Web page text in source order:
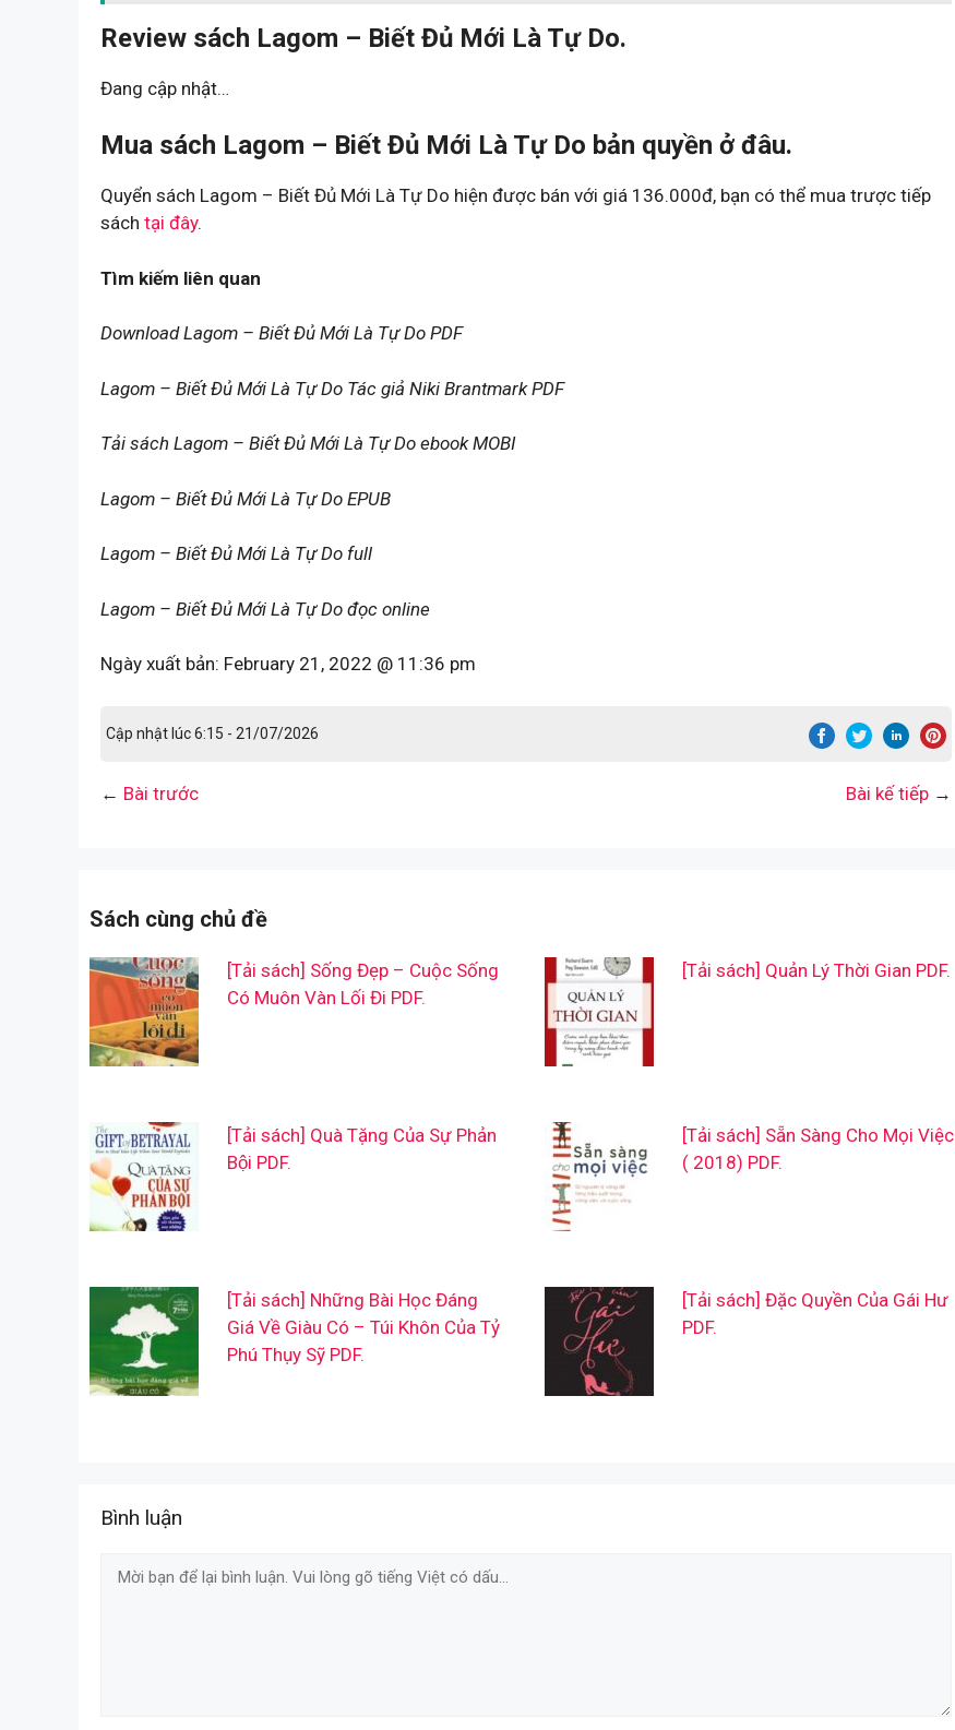
Review sách Lagom – Biết Đủ Mới Là Tự Do.
Đang cập nhật…
Mua sách Lagom – Biết Đủ Mới Là Tự Do bản quyền ở đâu.
Quyển sách Lagom – Biết Đủ Mới Là Tự Do hiện được bán với giá 136.000đ, bạn có thể mua trược tiếp
sách tại đây.
Tìm kiếm liên quan
Download Lagom – Biết Đủ Mới Là Tự Do PDF
Lagom – Biết Đủ Mới Là Tự Do Tác giả Niki Brantmark PDF
Tải sách Lagom – Biết Đủ Mới Là Tự Do ebook MOBI
Lagom – Biết Đủ Mới Là Tự Do EPUB
Lagom – Biết Đủ Mới Là Tự Do full
Lagom – Biết Đủ Mới Là Tự Do đọc online
Ngày xuất bản: February 21, 2022 @ 11:36 pm
Cập nhật lúc 6:15 - 21/07/2026
← Bài trước Bài kế tiếp →
Sách cùng chủ đề
[Tải sách] Sống Đẹp – Cuộc Sống
Có Muôn Vàn Lối Đi PDF.
[Tải sách] Quản Lý Thời Gian PDF.
[Tải sách] Quà Tặng Của Sự Phản
Bội PDF.
[Tải sách] Sẵn Sàng Cho Mọi Việc
( 2018) PDF.
[Tải sách] Những Bài Học Đáng
Giá Về Giàu Có – Túi Khôn Của Tỷ
Phú Thụy Sỹ PDF.
[Tải sách] Đặc Quyền Của Gái Hư
PDF.
Bình luận
Comment